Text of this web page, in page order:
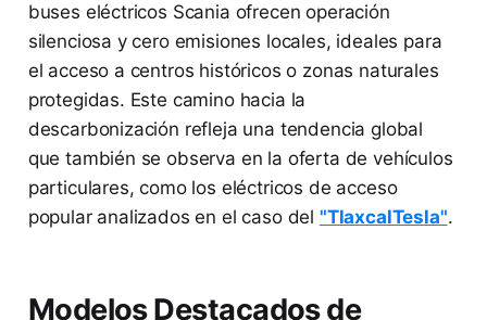
buses eléctricos Scania ofrecen operación
silenciosa y cero emisiones locales, ideales para
el acceso a centros históricos o zonas naturales
protegidas. Este camino hacia la
descarbonización refleja una tendencia global
que también se observa en la oferta de vehículos
particulares, como los eléctricos de acceso
popular analizados en el caso del "TlaxcalTesla".
Modelos Destacados de